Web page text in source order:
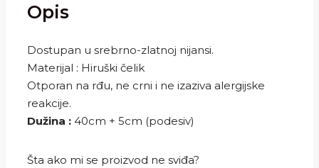
Opis
Dostupan u srebrno-zlatnoj nijansi.
Materijal : Hiruški čelik
Otporan na rđu, ne crni i ne izaziva alergijske
reakcije.
Dužina : 40cm + 5cm (podesiv)
Šta ako mi se proizvod ne sviđa?